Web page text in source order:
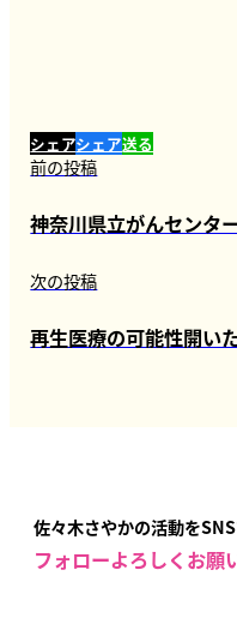
シェアシェア送る
前の投稿
神奈川県立がんセンタ
次の投稿
再生医療の可能性開い
佐々木さやかの活動を
フォローよろしくお願